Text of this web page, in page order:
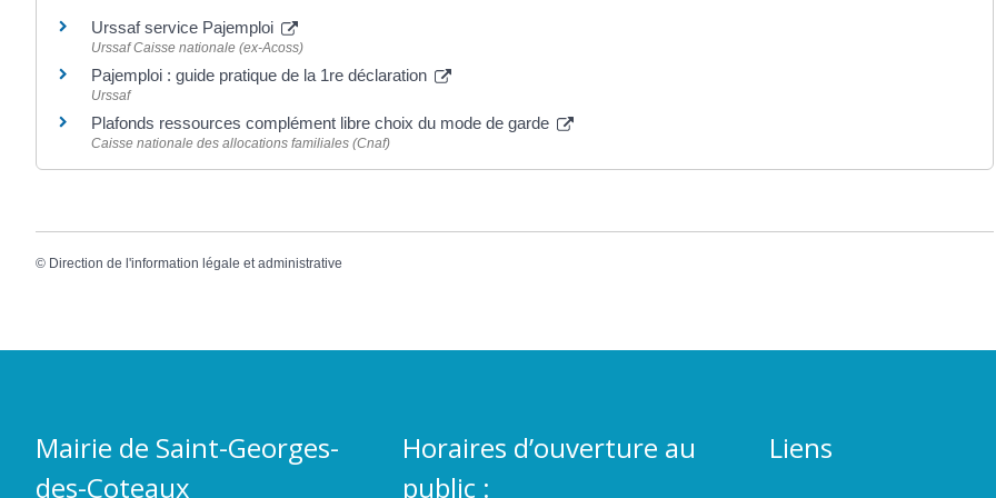
Urssaf service Pajemploi
Urssaf Caisse nationale (ex-Acoss)
Pajemploi : guide pratique de la 1re déclaration
Urssaf
Plafonds ressources complément libre choix du mode de garde
Caisse nationale des allocations familiales (Cnaf)
© Direction de l'information légale et administrative
Mairie de Saint-Georges-
des-Coteaux
Horaires d’ouverture au
public :
Liens